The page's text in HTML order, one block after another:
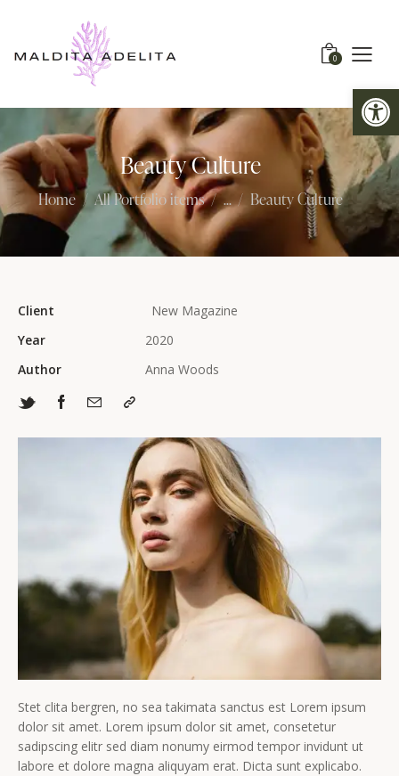
Abrir barra de herramientas
0
Beauty Culture
Home All Portfolio items ... Beauty Culture
Client
New Magazine
Year
2020
Author
Anna Woods
Stet clita bergren, no sea takimata sanctus est Lorem ipsum
dolor sit amet. Lorem ipsum dolor sit amet, consetetur
sadipscing elitr sed diam nonumy eirmod tempor invidunt ut
labore et dolore magna aliquyam erat. Dicta sunt explicabo.